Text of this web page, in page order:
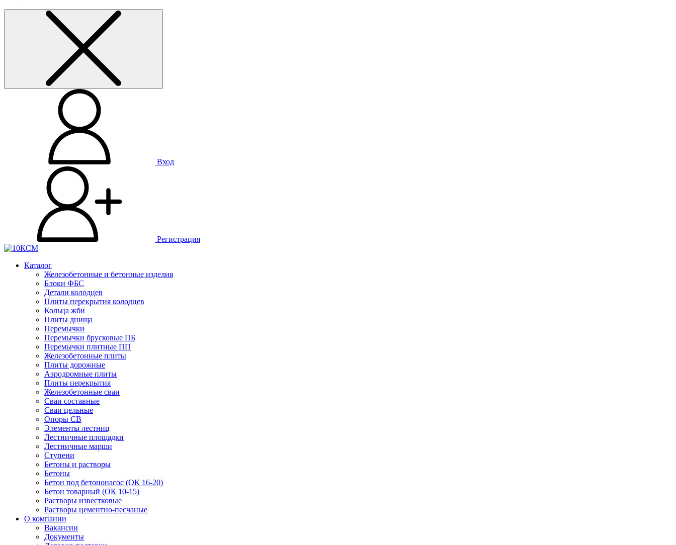
Вход
Регистрация
Каталог
Железобетонные и бетонные изделия
Блоки ФБС
Детали колодцев
Плиты перекрытия колодцев
Кольца жби
Плиты днища
Перемычки
Перемычки брусковые ПБ
Перемычки плитные ПП
Железобетонные плиты
Плиты дорожные
Аэродромные плиты
Плиты перекрытия
Железобетонные сваи
Сваи составные
Сваи цельные
Опоры СВ
Элементы лестниц
Лестничные площадки
Лестничные марши
Ступени
Бетоны и растворы
Бетоны
Бетон под бетононасос (ОК 16-20)
Бетон товарный (ОК 10-15)
Растворы известковые
Растворы цементно-песчаные
О компании
Вакансии
Документы